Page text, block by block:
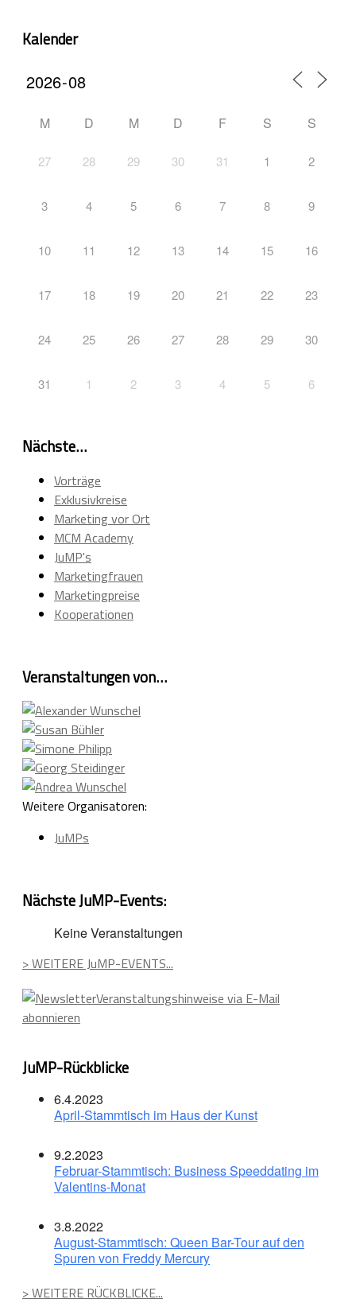
Kalender
M D M D F S S
27 28 29 30 31 1 2
3 4 5 6 7 8 9
10 11 12 13 14 15 16
17 18 19 20 21 22 23
24 25 26 27 28 29 30
31 1 2 3 4 5 6
Nächste…
Vorträge
Exklusivkreise
Marketing vor Ort
MCM Academy
JuMP's
Marketingfrauen
Marketingpreise
Kooperationen
Veranstaltungen von…
Weitere Organisatoren:
JuMPs
Nächste JuMP-Events:
Keine Veranstaltungen
> WEITERE JuMP-EVENTS...
Veranstaltungshinweise via E-Mail
abonnieren
JuMP-Rückblicke
6.4.2023
April-Stammtisch im Haus der Kunst
9.2.2023
Februar-Stammtisch: Business Speeddating im
Valentins-Monat
3.8.2022
August-Stammtisch: Queen Bar-Tour auf den
Spuren von Freddy Mercury
> WEITERE RÜCKBLICKE...